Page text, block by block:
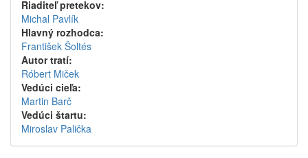
Riaditeľ pretekov:
Michal Pavlík
Hlavný rozhodca:
František Šoltés
Autor tratí:
Róbert Miček
Vedúci cieľa:
Martin Barč
Vedúci štartu:
Miroslav Palička